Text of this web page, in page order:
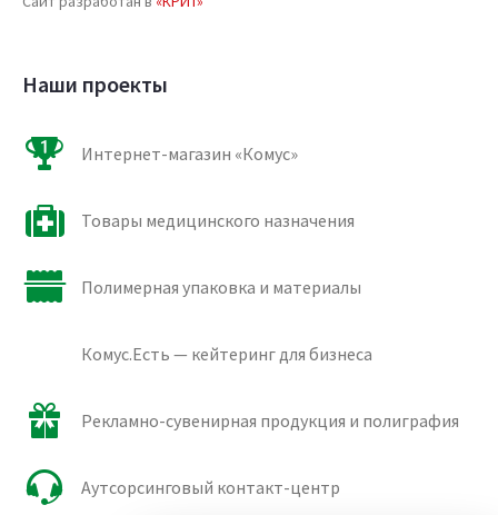
Наши проекты
Интернет-магазин «Комус»
Товары медицинского назначения
Полимерная упаковка и материалы
Комус.Есть — кейтеринг для бизнеса
Рекламно-сувенирная продукция и полиграфия
Аутсорсинговый контакт-центр